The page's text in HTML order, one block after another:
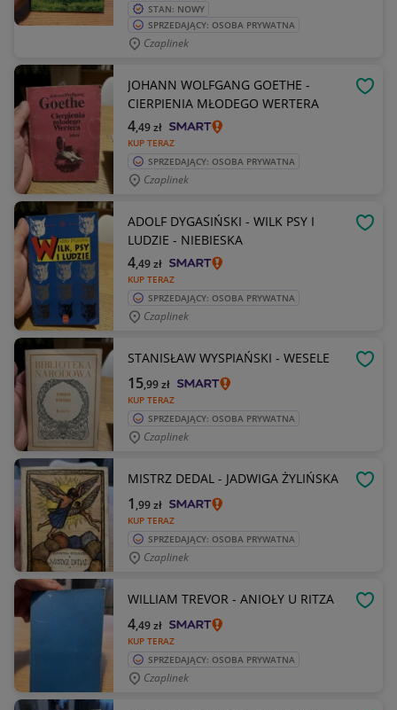
STAN: NOWY
SPRZEDAJĄCY: OSOBA PRYWATNA
Czaplinek
JOHANN WOLFGANG GOETHE -
CIERPIENIA MŁODEGO WERTERA
KUP TERAZ
4,49zł
SPRZEDAJĄCY: OSOBA PRYWATNA
Czaplinek
ADOLF DYGASIŃSKI - WILK PSY I
LUDZIE - NIEBIESKA
KUP TERAZ
4,49zł
SPRZEDAJĄCY: OSOBA PRYWATNA
Czaplinek
STANISŁAW WYSPIAŃSKI - WESELE
KUP TERAZ
15,99zł
SPRZEDAJĄCY: OSOBA PRYWATNA
Czaplinek
MISTRZ DEDAL - JADWIGA ŻYLIŃSKA
KUP TERAZ
1 ,99zł
SPRZEDAJĄCY: OSOBA PRYWATNA
Czaplinek
WILLIAM TREVOR - ANIOŁY U RITZA
KUP TERAZ
4,49zł
SPRZEDAJĄCY: OSOBA PRYWATNA
Czaplinek